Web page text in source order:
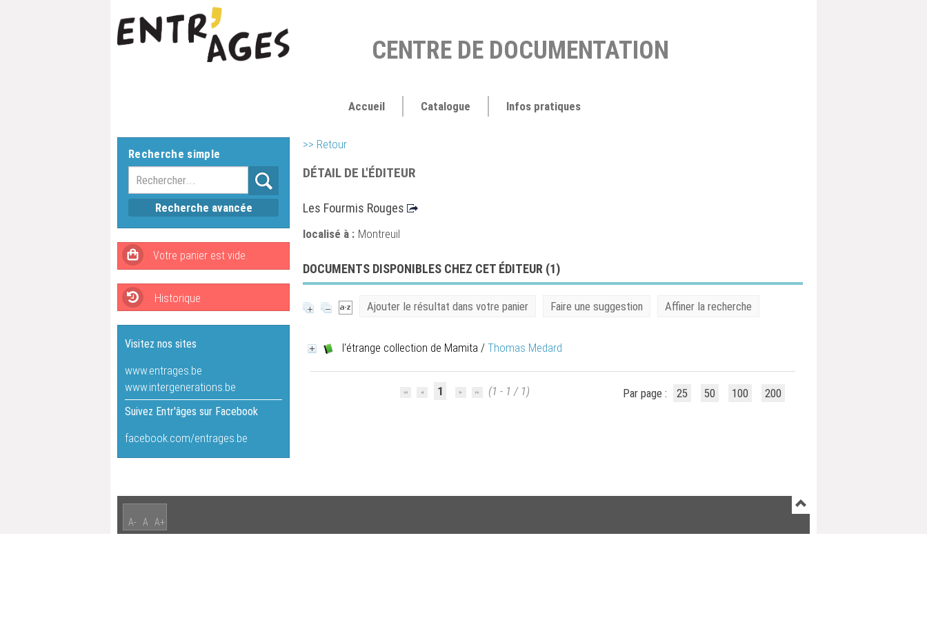
CENTRE DE DOCUMENTATION
Accueil Catalogue Infos pratiques
>> Retour
DÉTAIL DE L'ÉDITEUR
Les Fourmis Rouges
localisé à : Montreuil
DOCUMENTS DISPONIBLES CHEZ CET ÉDITEUR (1)
Ajouter le résultat dans votre panier Faire une suggestion Affiner la recherche
l'étrange collection de Mamita / Thomas Medard
1 (1 - 1 / 1) Par page : 25 50 100 200
Recherche simple
Recherche avancée
Historique
Visitez nos sites
www.entrages.be
www.intergenerations.be
Suivez Entr'âges sur Facebook
facebook.com/entrages.be
A- A A+